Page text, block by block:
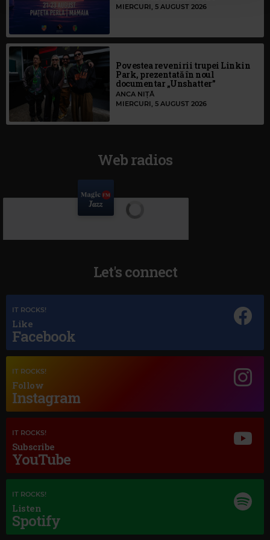
MIERCURI, 5 AUGUST 2026
Povestea revenirii trupei Linkin
Park, prezentată în noul
documentar „Unshatter”
ANCA NIȚĂ
MIERCURI, 5 AUGUST 2026
Web radios
Magic Jazz
Let's connect
IT ROCKS!
Like
Facebook
IT ROCKS!
Follow
Instagram
IT ROCKS!
Subscribe
YouTube
IT ROCKS!
Listen
Spotify